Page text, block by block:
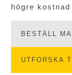
högre
BESTÄLL
UTFORSKA